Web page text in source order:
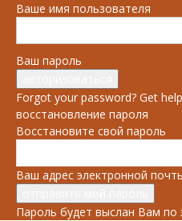
Ваше имя пользователя
Ваш пароль
Forgot your password? Get help
восстановление пароля
Восстановите свой пароль
Ваш адрес электронной
Пароль будет выслан Вам по